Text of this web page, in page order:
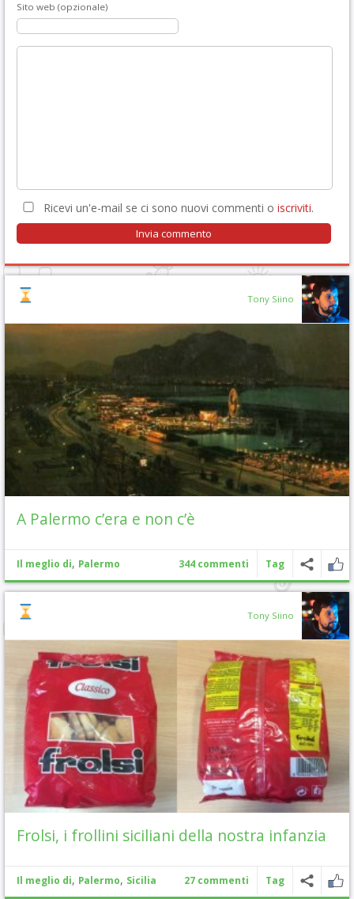
Sito web (opzionale)
Ricevi un'e-mail se ci sono nuovi commenti o iscriviti.
Tony Siino
A Palermo c’era e non c’è
Il meglio di, Palermo 344 commenti Tag
Tony Siino
Frolsi, i frollini siciliani della nostra infanzia
Il meglio di, Palermo, Sicilia 27 commenti Tag